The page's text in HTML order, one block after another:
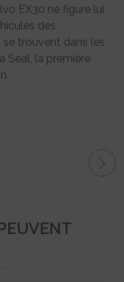
EX30 ne figure lui
des
trouvent dans les
Seal, la première